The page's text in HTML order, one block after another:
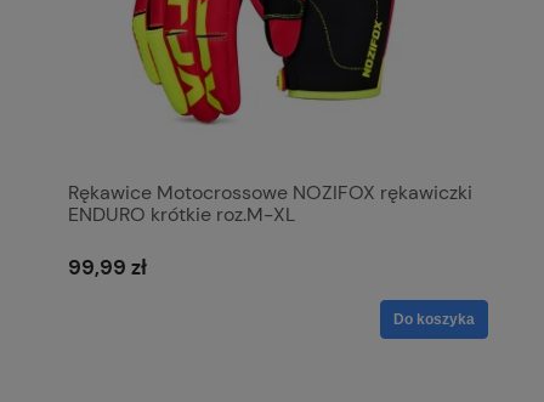
Rękawice Motocrossowe NOZIFOX rękawiczki
ENDURO krótkie roz.M-XL
99,99 zł
Do koszyka